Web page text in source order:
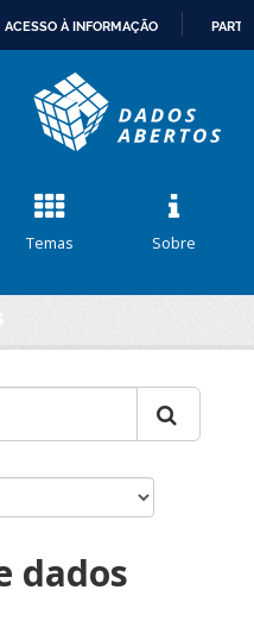
ACESSO À INFORMAÇÃO
Temas Sobre
dados